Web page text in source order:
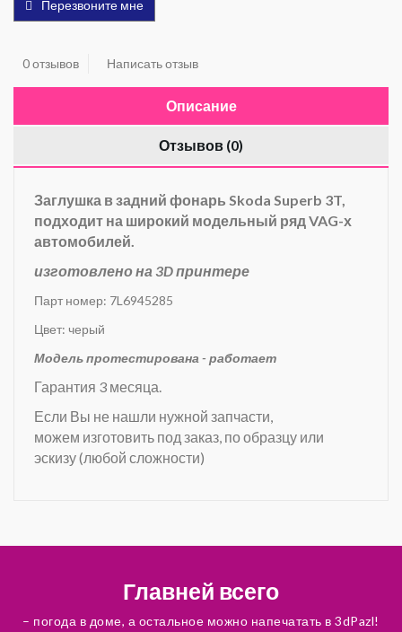
Перезвоните мне
0 отзывов Написать отзыв
Описание
Отзывов (0)
Заглушка в задний фонарь Skoda Superb 3T,
подходит на широкий модельный ряд VAG-х
автомобилей.
изготовлено на 3D принтере
Парт номер: 7L6945285
Цвет: черый
Модель протестирована - работает
Гарантия 3 месяца.
Если Вы не нашли нужной запчасти,
можем изготовить под заказ, по образцу или
эскизу (любой сложности)
Главней всего
– погода в доме, а остальное можно напечатать в 3dPazl!